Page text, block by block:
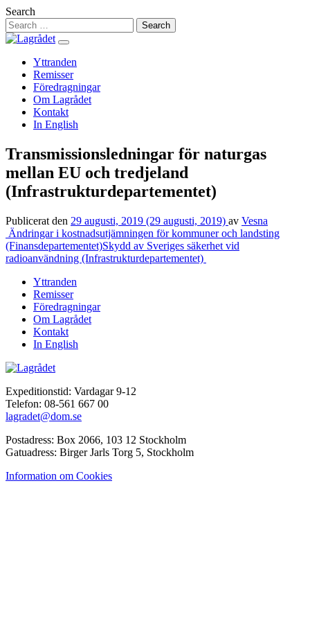
Hoppa
till
innehåll
Search
Yttranden
Remisser
Föredragningar
Om Lagrådet
Kontakt
In English
Transmissionsledningar för naturgas
mellan EU och tredjeland
(Infrastrukturdepartementet)
Publicerat den 29 augusti, 2019 (29 augusti, 2019) av Vesna
Inläggsnavigering
Ändringar i kostnadsutjämningen för kommuner och landsting
(Finansdepartementet)Skydd av Sveriges säkerhet vid
radioanvändning (Infrastrukturdepartementet)
Yttranden
Remisser
Föredragningar
Om Lagrådet
Kontakt
In English
Expeditionstid: Vardagar 9-12
Telefon: 08-561 667 00
lagradet@dom.se
Postadress: Box 2066, 103 12 Stockholm
Gatuadress: Birger Jarls Torg 5, Stockholm
Information om Cookies